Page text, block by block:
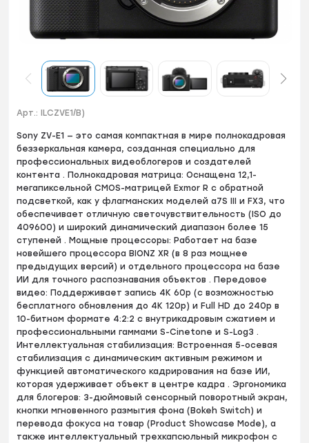
Арт.: ILCZVE1/B)
Sony ZV-E1 — это самая компактная в мире полнокадровая
беззеркальная камера, созданная специально для
профессиональных видеоблогеров и создателей
контента . Полнокадровая матрица: Оснащена 12,1-
мегапиксельной CMOS-матрицей Exmor R с обратной
подсветкой, как у флагманских моделей a7S III и FX3, что
обеспечивает отличную светочувствительность (ISO до
409600) и широкий динамический диапазон более 15
ступеней . Мощные процессоры: Работает на базе
новейшего процессора BIONZ XR (в 8 раз мощнее
предыдущих версий) и отдельного процессора на базе
ИИ для точного распознавания объектов . Передовое
видео: Поддерживает запись 4K 60p (с возможностью
бесплатного обновления до 4K 120p) и Full HD до 240p в
10-битном формате 4:2:2 с внутрикадровым сжатием и
профессиональными гаммами S-Cinetone и S-Log3 .
Интеллектуальная стабилизация: Встроенная 5-осевая
стабилизация с динамическим активным режимом и
функцией автоматического кадрирования на базе ИИ,
которая удерживает объект в центре кадра . Эргономика
для блогеров: 3-дюймовый сенсорный поворотный экран,
кнопки мгновенного размытия фона (Bokeh Switch) и
перевода фокуса на товар (Product Showcase Mode), а
также интеллектуальный трехкапсюльный микрофон с